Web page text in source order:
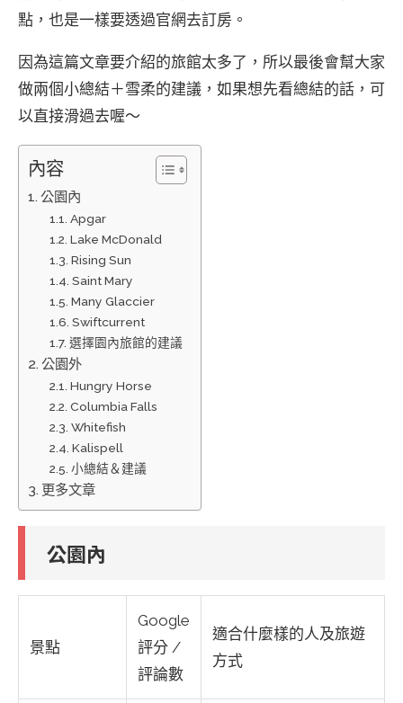
點，也是一樣要透過官網去訂房。
因為這篇文章要介紹的旅館太多了，所以最後會幫大家
做兩個小總結＋雪柔的建議，如果想先看總結的話，可
以直接滑過去喔～
內容
公園內
Apgar
Lake McDonald
Rising Sun
Saint Mary
Many Glaccier
Swiftcurrent
選擇園內旅館的建議
公園外
Hungry Horse
Columbia Falls
Whitefish
Kalispell
小總結＆建議
更多文章
公園內
景點
Google
評分 /
評論數
適合什麼樣的人及旅遊
方式